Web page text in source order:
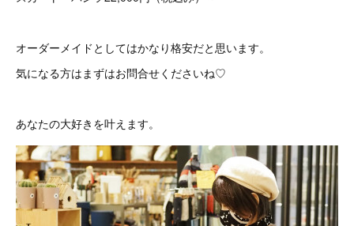
オーダーメイドとしてはかなり格安だと思います。
気になる方はまずはお問合せくださいね♡
あなたの大好きを叶えます。